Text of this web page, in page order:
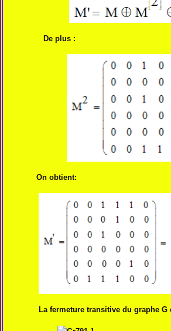
De plus :
On obtient:
La fermeture transitive du graphe G